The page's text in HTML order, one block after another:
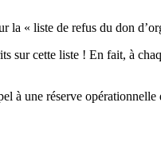
la « liste de refus du don
sur cette liste ! En fait, à
à une réserve